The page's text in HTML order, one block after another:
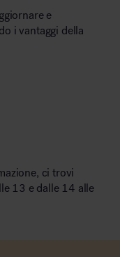
e
i vantaggi della
ci trovi
13 e dalle 14 alle